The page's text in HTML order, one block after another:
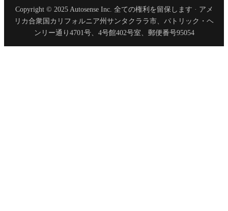
Copyright © 2025 Autosense Inc. 全ての権利を留保します · アメ
リカ合衆国カリフォルニア州サンタクララ市、パトリック・ヘ
ンリー通り4701号、4号館402号室、郵便番号95054